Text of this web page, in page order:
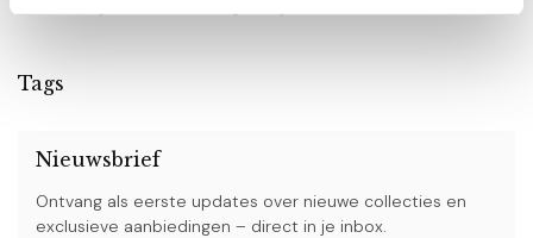
Tags
Nieuwsbrief
Ontvang als eerste updates over nieuwe collecties en
exclusieve aanbiedingen – direct in je inbox.